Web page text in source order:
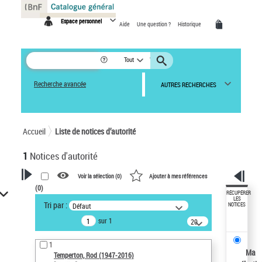
Espace personnel Aide Une question ? Historique
Tout
Recherche avancée AUTRES RECHERCHES
Accueil Liste de notices d’autorité
1 Notices d'autorité
VOTRE RECHERCHE
Recherche avancée dans les
notices d’autorité
Œuvres liées à l'auteur :
Temperton, Rod (1947-2016)
Voir la sélection (0) Ajouter à mes références
(0)
Tri par : Défaut
sur 1
20
résultats/page
1
Temperton, Rod (1947-2016)
RÉCUPÉRER
LES
NOTICES
Ma
Panneau de gestion des cookies